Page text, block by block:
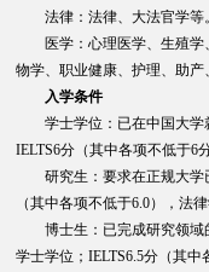
法律：法律、大法官学等
医学：心理医学、生殖
物学、职业健康、护理、助产
入学条件
学士学位：已在中国大学
IELTS6分（其中各项不低于6
研究生：要求在正规大学
（其中各项不低于6.0），法
博士生：已完成研究领
学士学位；IELTS6.5分（其中